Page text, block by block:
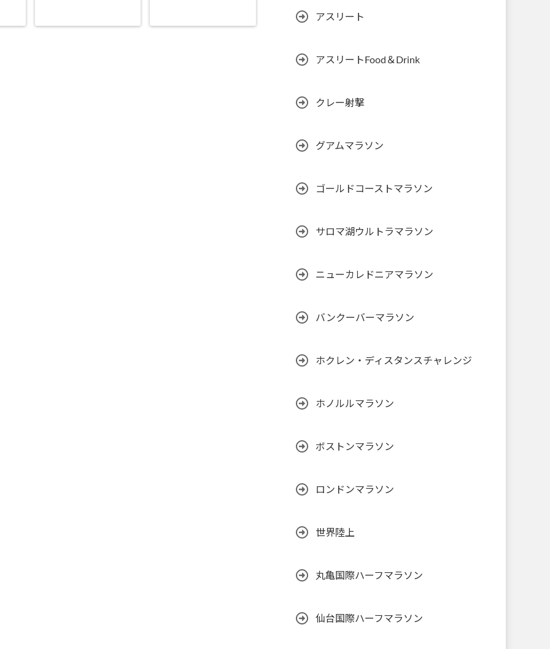
アスリート
アスリートFood＆Drink
クレー射撃
グアムマラソン
ゴールドコーストマラソン
サロマ湖ウルトラマラソン
ニューカレドニアマラソン
バンクーバーマラソン
ホクレン・ディスタンスチャレンジ
ホノルルマラソン
ボストンマラソン
ロンドンマラソン
世界陸上
丸亀国際ハーフマラソン
仙台国際ハーフマラソン